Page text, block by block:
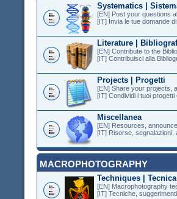
Systematics |
[EN] Post your questions
[IT] Invia le tue domande
Literature |
[EN] Contribute to the
[IT] Contribuisci alla
Projects | Progetti
[EN] Share your projects,
[IT] Condividi i tuoi
Miscellanea
[EN] Resources,
[IT] Risorse, segnalazioni,
MACROPHOTOGRAPHY
Techniques | Tecnica
[EN] Macrophotography
[IT] Tecniche,